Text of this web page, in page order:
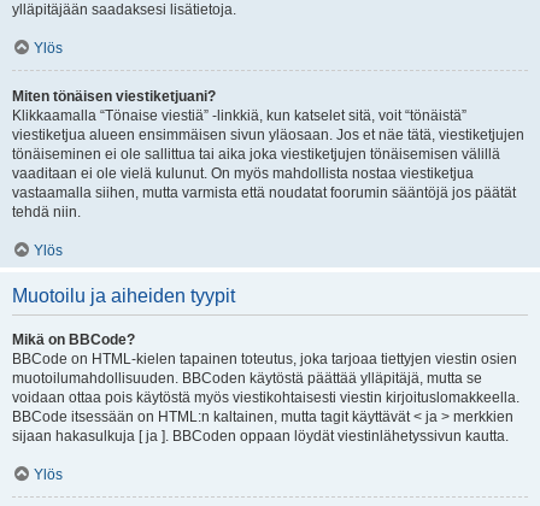
ylläpitäjään saadaksesi lisätietoja.
Ylös
Miten tönäisen viestiketjuani?
Klikkaamalla “Tönaise viestiä” -linkkiä, kun katselet sitä, voit “tönäistä”
viestiketjua alueen ensimmäisen sivun yläosaan. Jos et näe tätä, viestiketjujen
tönäiseminen ei ole sallittua tai aika joka viestiketjujen tönäisemisen välillä
vaaditaan ei ole vielä kulunut. On myös mahdollista nostaa viestiketjua
vastaamalla siihen, mutta varmista että noudatat foorumin sääntöjä jos päätät
tehdä niin.
Ylös
Muotoilu ja aiheiden tyypit
Mikä on BBCode?
BBCode on HTML-kielen tapainen toteutus, joka tarjoaa tiettyjen viestin osien
muotoilumahdollisuuden. BBCoden käytöstä päättää ylläpitäjä, mutta se
voidaan ottaa pois käytöstä myös viestikohtaisesti viestin kirjoituslomakkeella.
BBCode itsessään on HTML:n kaltainen, mutta tagit käyttävät < ja > merkkien
sijaan hakasulkuja [ ja ]. BBCoden oppaan löydät viestinlähetyssivun kautta.
Ylös